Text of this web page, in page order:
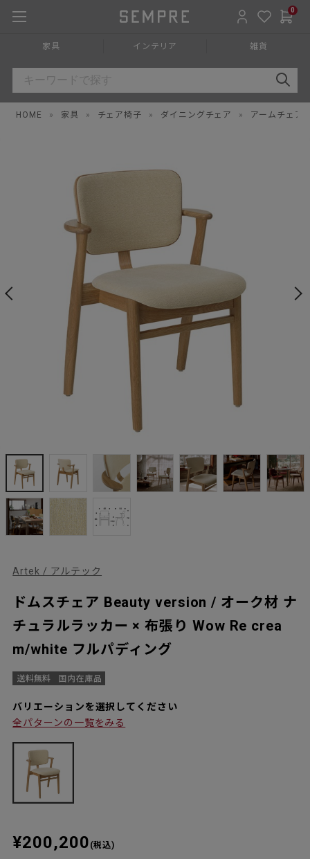
0
家具 インテリア 雑貨
HOME » 家具 » チェア椅子 » ダイニングチェア » アームチェア
Artek / アルテック
ドムスチェア Beauty version / オーク材 ナ
チュラルラッカー × 布張り Wow Re crea
m/white フルパディング
バリエーションを選択してください
全パターンの一覧をみる
¥200,200 (税込)